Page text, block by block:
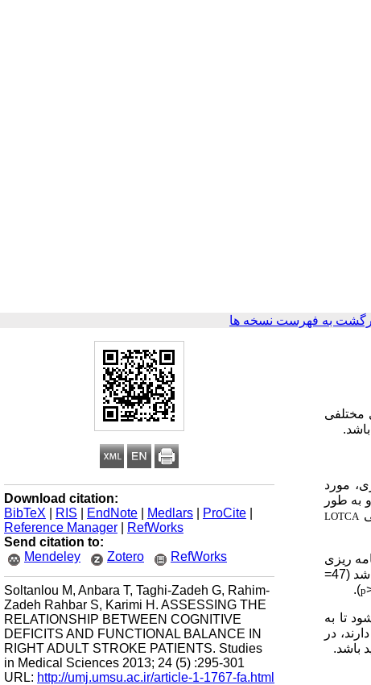
به فهرست نسخه ها
Download citation:
BibTeX
RIS EndNote Medlars ProCite
Reference Manager
RefWorks
Send citation to:
Mendeley
Zotero RefWorks
Soltanlou M, Anbara T, Taghi-Zadeh G, Rahim-
Zadeh Rahbar S, Karimi H. ASSESSING THE
RELATIONSHIP BETWEEN COGNITIVE
DEFICITS AND FUNCTIONAL BALANCE IN
RIGHT ADULT STROKE PATIENTS. Studies
in Medical Sciences 2013; 24 (5) :295-301
URL: http://umj.umsu.ac.ir/article-1-1767-fa.html
مختلفی
مغزی، مورد
گذشته بود و به طور
LOTCA
ریزی
p
).
تا به
در
باشد.